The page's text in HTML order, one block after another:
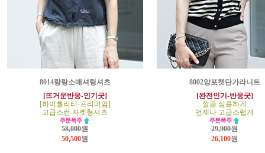
8014랑랑소매셔링셔츠
[뜨거운반응-인기굿]
[하이퀄리티-프리미엄]
고급스런 자켓형셔츠
58,000원
50,500원
8002양포켓단가라니트
[완전인기-반응굿]
깔끔 심플하게
언제나 고급스럽게
29,900원
26,100원